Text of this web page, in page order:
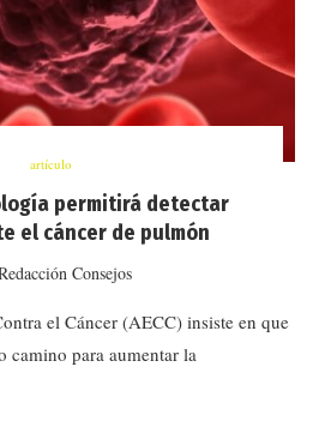
artículo
permitirá detectar
el cáncer de pulmón
Consejos
el Cáncer (AECC) insiste en que
camino para aumentar la